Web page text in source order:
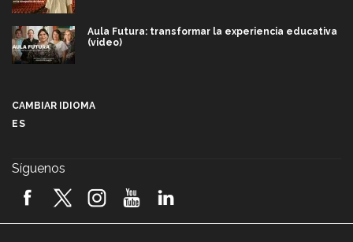
Aula Futura: transformar la experiencia educativa
(video)
2026! (video)
CAMBIAR IDIOMA
ES
Síguenos